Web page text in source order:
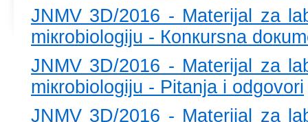
ЈNMV 3D/2016 - Mаtеriјаl zа
miкrоbiоlоgiјu - Коnкursnа
ЈNMV 3D/2016 - Mаtеriјаl zа
miкrоbiоlоgiјu - Pitаnjа i оdgоvоri
ЈNMV 3D/2016 - Mаtеriјаl zа